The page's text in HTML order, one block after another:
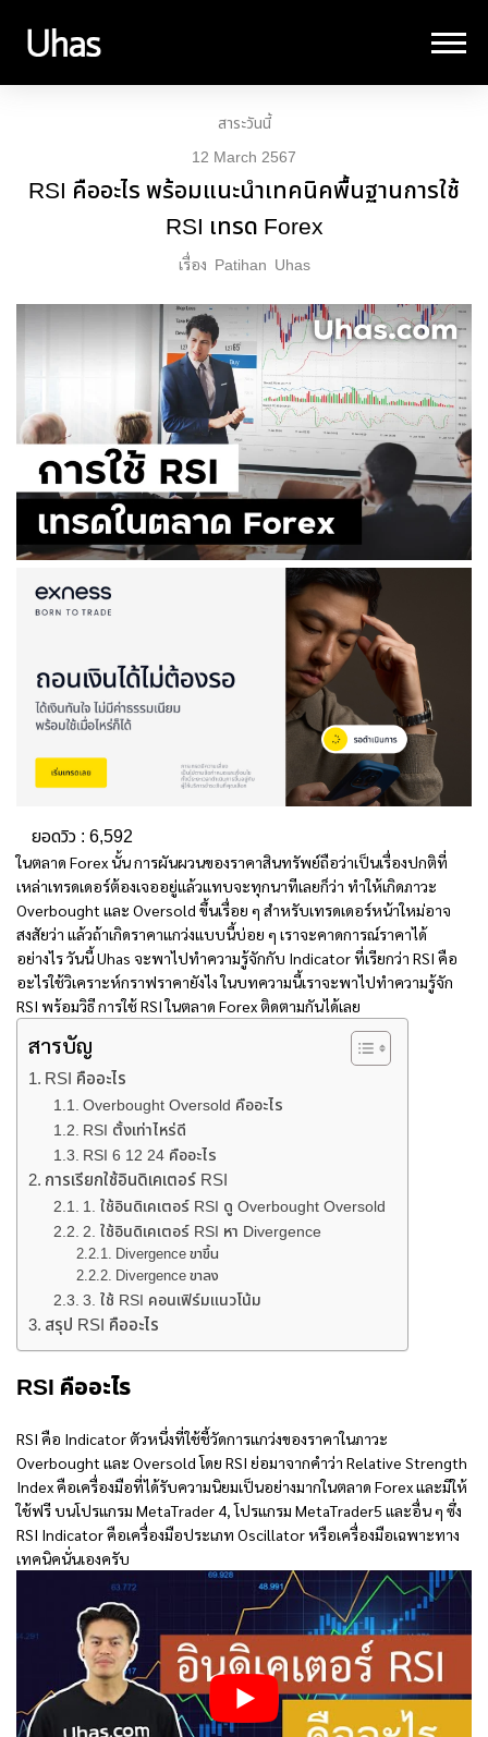
สาระวันนี้
12 March 2567
RSI คืออะไร พร้อมแนะนำเทคนิคพื้นฐานการใช้
RSI เทรด Forex
เรื่อง Patihan Uhas
ยอดวิว : 6,592
ในตลาด Forex นั้น การผันผวนของราคาสินทรัพย์ถือว่าเป็นเรื่องปกติที่
เหล่าเทรดเดอร์ต้องเจออยู่แล้วแทบจะทุกนาทีเลยก็ว่า ทำให้เกิดภาวะ
Overbought และ Oversold ขึ้นเรื่อย ๆ สำหรับเทรดเดอร์หน้าใหม่อาจ
สงสัยว่า แล้วถ้าเกิดราคาแกว่งแบบนี้บ่อย ๆ เราจะคาดการณ์ราคาได้
อย่างไร วันนี้ Uhas จะพาไปทำความรู้จักกับ Indicator ที่เรียกว่า RSI คือ
อะไรใช้วิเคราะห์กราฟราคายังไง ในบทความนี้เราจะพาไปทำความรู้จัก
RSI พร้อมวิธี การใช้ RSIในตลาด Forex ติดตามกันได้เลย
สารบัญ
RSI คืออะไร
Overbought Oversold คืออะไร
RSI ตั้งเท่าไหร่ดี
RSI 6 12 24 คืออะไร
การเรียกใช้อินดิเคเตอร์ RSI
1. ใช้อินดิเคเตอร์ RSI ดู Overbought Oversold
2. ใช้อินดิเคเตอร์ RSI หา Divergence
Divergence ขาขึ้น
Divergence ขาลง
3. ใช้ RSI คอนเฟิร์มแนวโน้ม
สรุป RSI คืออะไร
RSI คืออะไร
RSI คือ Indicatorตัวหนึ่งที่ใช้ชี้วัดการแกว่งของราคาในภาวะ
Overbought และ Oversold โดย RSI ย่อมาจากคำว่า Relative Strength
Index คือเครื่องมือที่ได้รับความนิยมเป็นอย่างมากในตลาด Forex และมีให้
ใช้ฟรี บนโปรแกรม MetaTrader 4, โปรแกรม MetaTrader5 และอื่น ๆ ซึ่ง
RSI Indicator คือเครื่องมือประเภท Oscillator หรือเครื่องมือเฉพาะทาง
เทคนิคนั่นเองครับ